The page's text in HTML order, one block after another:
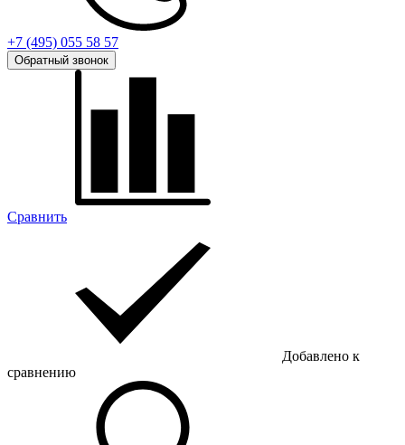
+7 (495) 055 58 57
Обратный звонок
Сравнить
Добавлено к
сравнению